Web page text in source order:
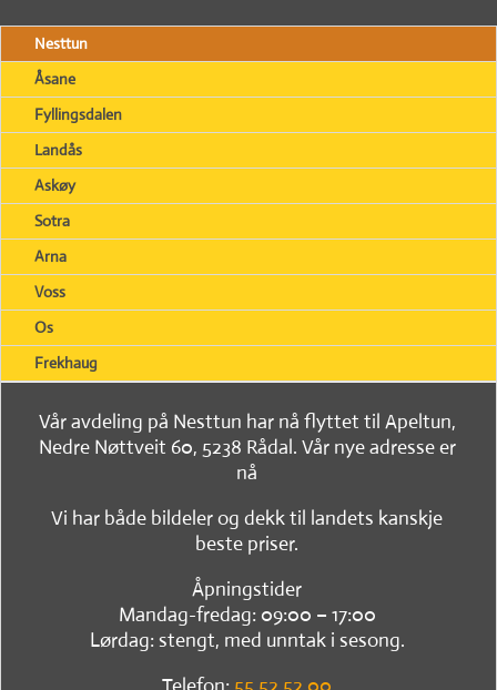
Nesttun
Åsane
Fyllingsdalen
Landås
Askøy
Sotra
Arna
Voss
Os
Frekhaug
Vår avdeling på Nesttun har nå flyttet til Apeltun,
Nedre Nøttveit 60, 5238 Rådal. Vår nye adresse er
nå
Vi har både bildeler og dekk til landets kanskje
beste priser.
Åpningstider
Mandag-fredag: 09:00 – 17:00
Lørdag: stengt, med unntak i sesong.